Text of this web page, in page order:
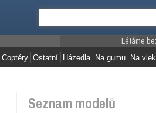
Coptéry Ostatní
Létáme
Házedla Na gumu Na vlek
Seznam modelů